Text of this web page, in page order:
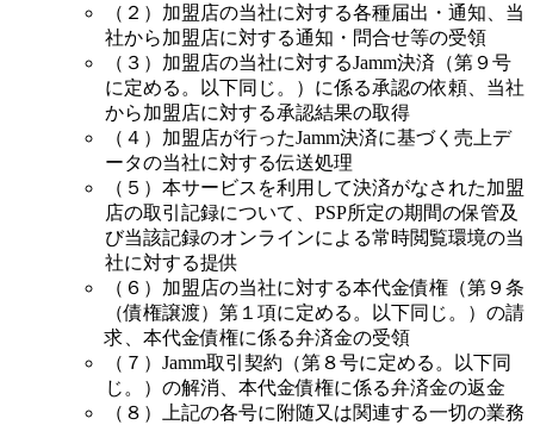
（２）加盟店の当社に対する各種届出・通知、当
社から加盟店に対する通知・問合せ等の受領
（３）加盟店の当社に対するJamm決済（第９号
に定める。以下同じ。）に係る承認の依頼、当社
から加盟店に対する承認結果の取得
（４）加盟店が行ったJamm決済に基づく売上デ
ータの当社に対する伝送処理
（５）本サービスを利用して決済がなされた加盟
店の取引記録について、PSP所定の期間の保管及
び当該記録のオンラインによる常時閲覧環境の当
社に対する提供
（６）加盟店の当社に対する本代金債権（第９条
（債権譲渡）第１項に定める。以下同じ。）の請
求、本代金債権に係る弁済金の受領
（７）Jamm取引契約（第８号に定める。以下同
じ。）の解消、本代金債権に係る弁済金の返金
（８）上記の各号に附随又は関連する一切の業務